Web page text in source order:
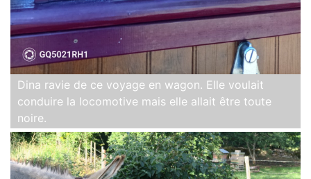
Dina ravie de ce voyage en wagon. Elle voulait
conduire la locomotive mais elle allait être toute
noire.